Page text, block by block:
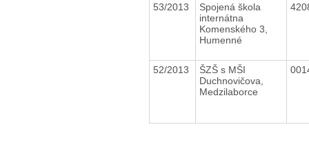
53/2013
Spojená škola
internátna
Komenského 3,
Humenné
52/2013
ŠZŠ s MŠI
Duchnovičova,
Medzilaborce